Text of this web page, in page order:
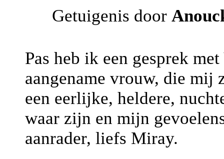
Getuigenis door
Pas heb ik een gesprek
aangename vrouw, die mij
een eerlijke, heldere,
waar zijn en mijn
aanrader, liefs Miray.